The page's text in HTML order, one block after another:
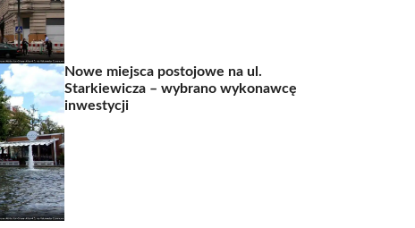
Nowe miejsca postojowe na ul.
Starkiewicza – wybrano wykonawcę
inwestycji